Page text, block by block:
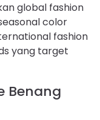
global fashion
color
fashion
yang target
Benang